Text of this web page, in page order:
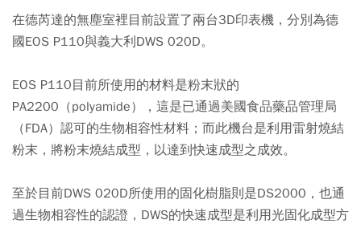
在德芮達的無塵室裡目前設置了兩台3D印表機，分別為德
國EOS P110與義大利DWS 020D。
EOS P110目前所使用的材料是粉末狀的
PA2200（polyamide），這是已通過美國食品藥品管理局
（FDA）認可的生物相容性材料；而此機台是利用雷射燒結
粉末，將粉末燒結成型，以達到快速成型之成效。
至於目前DWS 020D所使用的固化樹脂則是DS2000，也通
過生物相容性的認證，DWS的快速成型是利用光固化成型方